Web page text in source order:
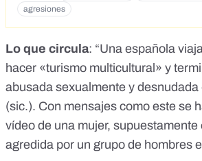
agresiones
Lo que circula: “Una española
hacer «turismo multicultural» y
abusada sexualmente y desnudada
(sic.). Con mensajes como este se
vídeo de una mujer,
agredida por un grupo de hombres